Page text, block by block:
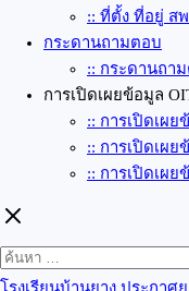
:: ที่ตั้ง ที่อยู่ ส
กระดานถามตอบ
:: กระดานถา
การเปิดเผยข้อมูล
:: การเปิดเผ
:: การเปิดเผ
:: การเปิดเผ
for: